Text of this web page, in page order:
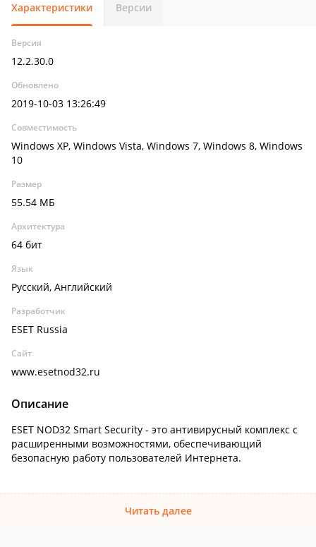
Характеристики Версии
Версия
12.2.30.0
Обновлено
2019-10-03 13:26:49
Совместимость
Windows XP, Windows Vista, Windows 7, Windows 8, Windows
10
Размер
55.54 МБ
Архитектура
64 бит
Язык
Русский, Английский
Разработчик
ESET Russia
Сайт
www.esetnod32.ru
Описание
ESET NOD32 Smart Security - это антивирусный комплекс с
расширенными возможностями, обеспечивающий
безопасную работу пользователей Интернета.
Читать далее